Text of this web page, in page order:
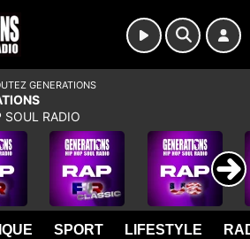
SPORT LIFESTYLE
GENERATIONS
SOUL RADIO